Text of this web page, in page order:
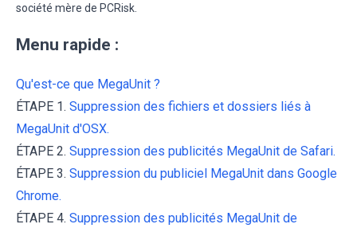
société mère de PCRisk.
Menu rapide :
Qu'est-ce que MegaUnit ?
ÉTAPE 1. Suppression des fichiers et dossiers liés à
MegaUnit d'OSX.
ÉTAPE 2. Suppression des publicités MegaUnit de Safari.
ÉTAPE 3. Suppression du publiciel MegaUnit dans Google
Chrome.
ÉTAPE 4. Suppression des publicités MegaUnit de